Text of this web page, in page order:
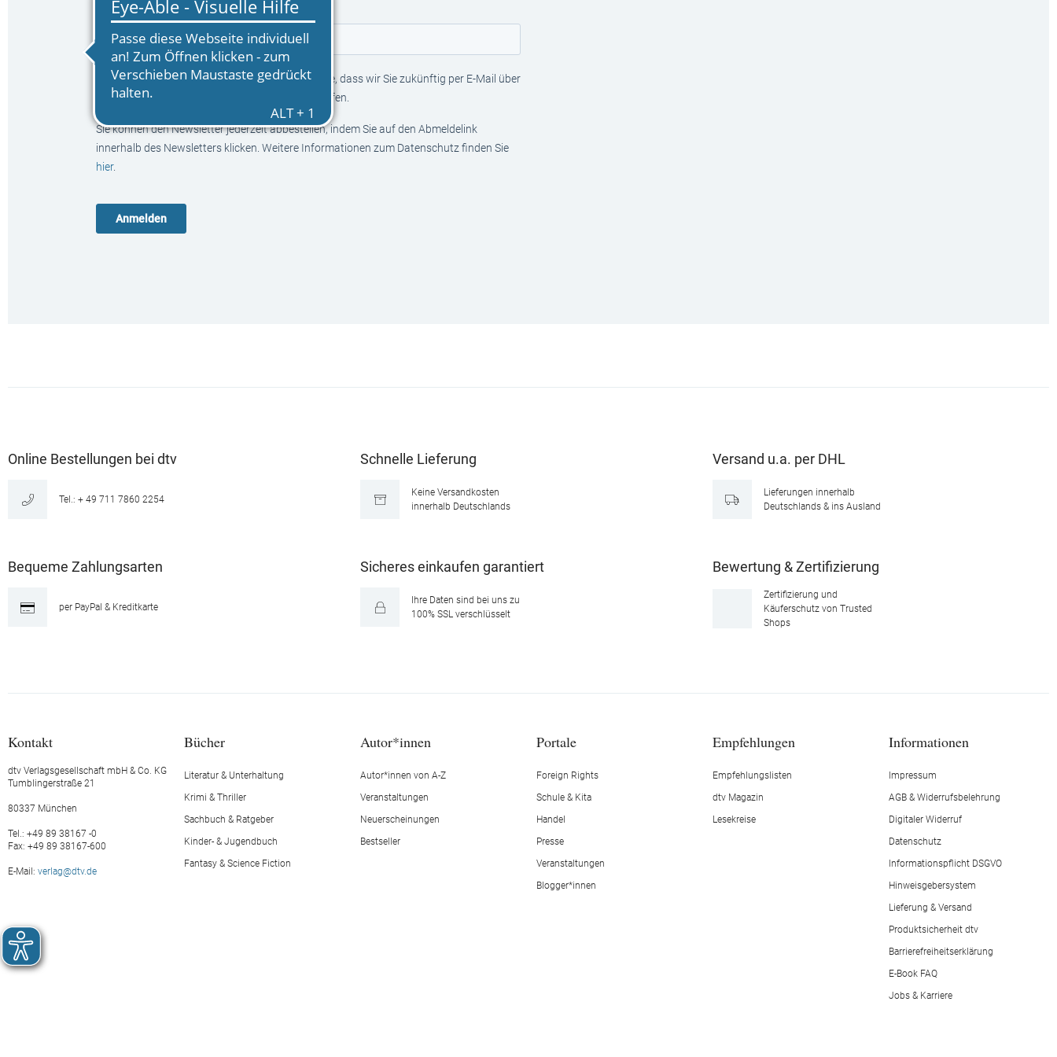
E-Mail*
Mit Klick auf den Anmelden-Button bestätigen Sie, dass wir Sie zukünftig per E-Mail über
Neuerscheinungen und Aktionen informieren dürfen.
Sie können den Newsletter jederzeit abbestellen, indem Sie auf den Abmeldelink
innerhalb des Newsletters klicken. Weitere Informationen zum Datenschutz finden Sie
hier.
Online Bestellungen bei dtv
Tel.: + 49 711 7860 2254
Schnelle Lieferung
Keine Versandkosten
innerhalb Deutschlands
Versand u.a. per DHL
Lieferungen innerhalb
Deutschlands & ins Ausland
Bequeme Zahlungsarten
per PayPal & Kreditkarte
Sicheres einkaufen garantiert
Ihre Daten sind bei uns zu
100% SSL verschlüsselt
Bewertung & Zertifizierung
Zertifizierung und
Käuferschutz von Trusted
Shops
Kontakt
dtv Verlagsgesellschaft mbH & Co. KG
Tumblingerstraße 21
80337 München
Tel.: +49 89 38167 -0
Fax: +49 89 38167-600
E-Mail: verlag@dtv.de
Bücher
Literatur & Unterhaltung
Krimi & Thriller
Sachbuch & Ratgeber
Kinder- & Jugendbuch
Fantasy & Science Fiction
Autor*innen
Autor*innen von A-Z
Veranstaltungen
Neuerscheinungen
Bestseller
Portale
Foreign Rights
Schule & Kita
Handel
Presse
Veranstaltungen
Blogger*innen
Empfehlungen
Empfehlungslisten
dtv Magazin
Lesekreise
Informationen
Impressum
AGB & Widerrufsbelehrung
Digitaler Widerruf
Datenschutz
Informationspflicht DSGVO
Hinweisgebersystem
Lieferung & Versand
Produktsicherheit dtv
Barrierefreiheitserklärung
E-Book FAQ
Jobs & Karriere